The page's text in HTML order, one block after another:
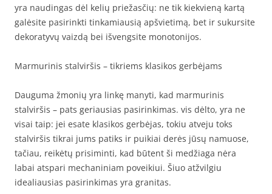
yra naudingas dėl kelių priežasčių: ne tik kiekvieną kartą
galėsite pasirinkti tinkamiausią apšvietimą, bet ir sukursite
dekoratyvų vaizdą bei išvengsite monotonijos.
Marmurinis stalviršis – tikriems klasikos gerbėjams
Dauguma žmonių yra linkę manyti, kad marmurinis
stalviršis – pats geriausias pasirinkimas. vis dėlto, yra ne
visai taip: jei esate klasikos gerbėjas, tokiu atveju toks
stalviršis tikrai jums patiks ir puikiai derės jūsų namuose,
tačiau, reikėtų prisiminti, kad būtent ši medžiaga nėra
labai atspari mechaniniam poveikiui. Šiuo atžvilgiu
idealiausias pasirinkimas yra granitas.